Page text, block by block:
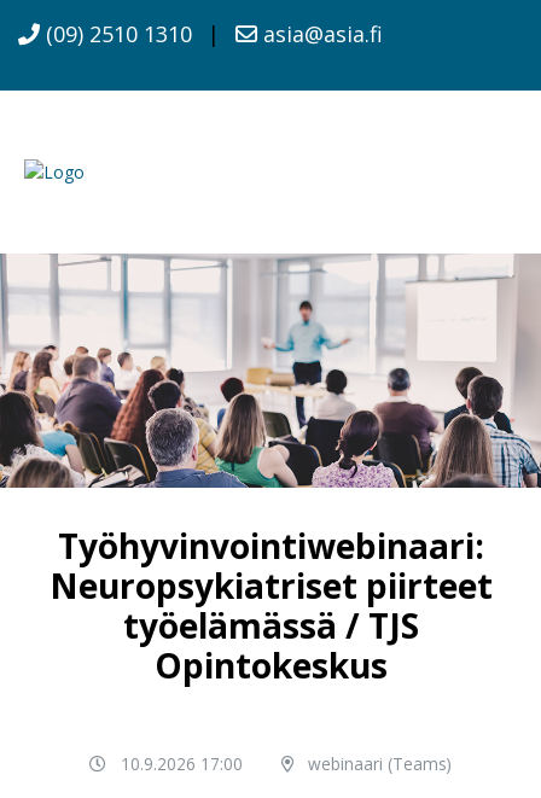
(09) 2510 1310 | asia@asia.fi
Työhyvinvointiwebinaari:
Neuropsykiatriset piirteet
työelämässä / TJS
Opintokeskus
10.9.2026 17:00 webinaari (Teams)